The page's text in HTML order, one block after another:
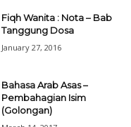
Fiqh Wanita : Nota – Bab
Tanggung Dosa
January 27, 2016
Bahasa Arab Asas –
Pembahagian Isim
(Golongan)